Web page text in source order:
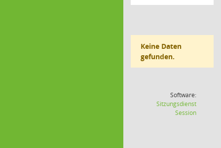
Keine Daten
gefunden.
Software:
Sitzungsdienst
Session(Wird in